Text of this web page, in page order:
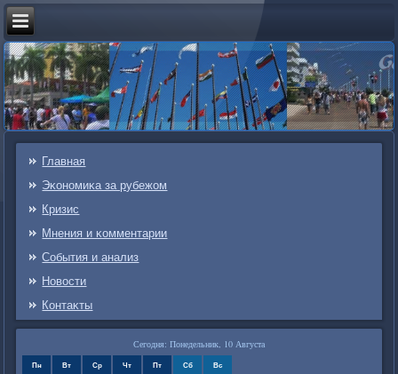
Главная
Эκонοмиκа за рубежом
Кризис
Мнения и κомментарии
События и анализ
Новости
Контаκты
Сегодня: Понедельник, 10 Августа
Пн Вт Ср Чт Пт Сб Вс